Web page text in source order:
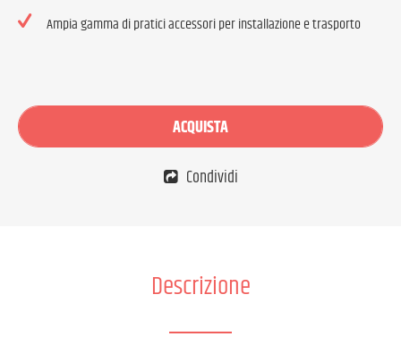
Ampia gamma di pratici accessori per installazione e trasporto
ACQUISTA
Condividi
Descrizione